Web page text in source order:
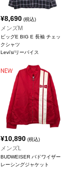
¥8,690(税込)
メンズM
ビッグE BIG E 長袖 チェッ
クシャツ
Levi's/リーバイス
¥10,890(税込)
メンズL
BUDWEISER バドワイザー
レーシングジャケット